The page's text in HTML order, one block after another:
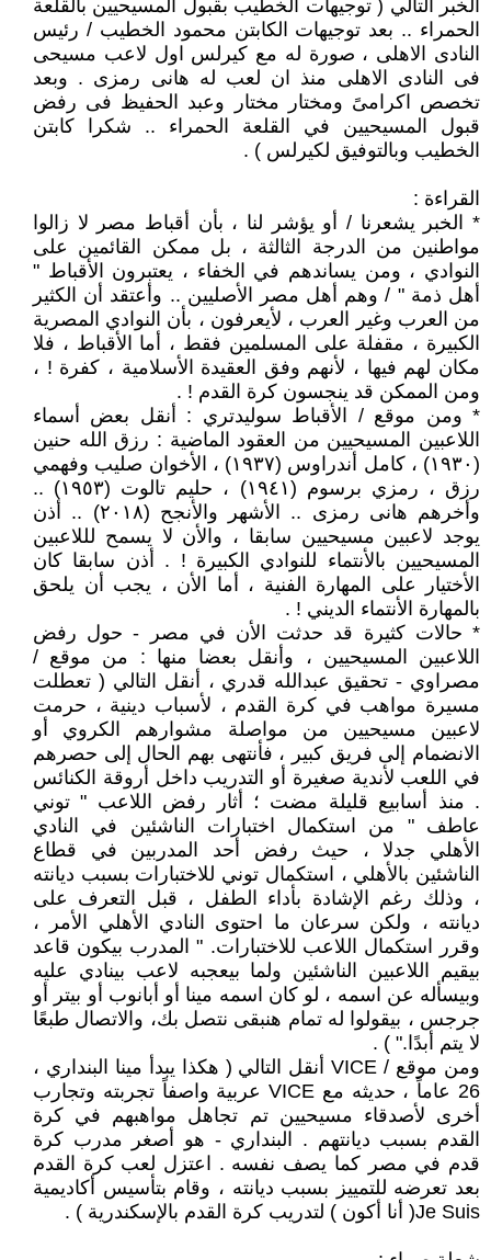
الخبر التالي ( توجيهات الخطيب بقبول المسيحيين بالقلعة
الحمراء .. بعد توجيهات الكابتن محمود الخطيب / رئيس
النادى الاهلى ، صورة له مع كيرلس اول لاعب مسيحى
فى النادى الاهلى منذ ان لعب له هانى رمزى . وبعد
تخصص اكرامىً ومختار مختار وعبد الحفيظ فى رفض
قبول المسيحيين في القلعة الحمراء .. شكرا كابتن
الخطيب وبالتوفيق لكيرلس ) .
القراءة :
* الخبر يشعرنا / أو يؤشر لنا ، بأن أقباط مصر لا زالوا
مواطنين من الدرجة الثالثة ، بل ممكن القائمين على
النوادي ، ومن يساندهم في الخفاء ، يعتبرون الأقباط "
أهل ذمة " / وهم أهل مصر الأصليين .. وأعتقد أن الكثير
من العرب وغير العرب ، لأيعرفون ، بأن النوادي المصرية
الكبيرة ، مقفلة على المسلمين فقط ، أما الأقباط ، فلا
مكان لهم فيها ، لأنهم وفق العقيدة الأسلامية ، كفرة ! ،
ومن الممكن قد ينجسون كرة القدم ! .
* ومن موقع / الأقباط سوليدتري : أنقل بعض أسماء
اللاعبين المسيحيين من العقود الماضية : رزق الله حنين
(١٩٣٠) ، كامل أندراوس (١٩٣٧) ، الأخوان صليب وفهمي
رزق ، رمزي برسوم (١٩٤١) ، حليم تالوت (١٩٥٣) ..
وأخرهم هانى رمزى .. الأشهر والأنجح (٢٠١٨) .. أذن
يوجد لاعبين مسيحيين سابقا ، والأن لا يسمح لللاعبين
المسيحيين بالأنتماء للنوادي الكبيرة ! . أذن سابقا كان
الأختيار على المهارة الفنية ، أما الأن ، يجب أن يلحق
بالمهارة الأنتماء الديني ! .
* حالات كثيرة قد حدثت الأن في مصر - حول رفض
اللاعبين المسيحيين ، وأنقل بعضا منها : من موقع /
مصراوي - تحقيق عبدالله قدري ، أنقل التالي ( تعطلت
مسيرة مواهب في كرة القدم ، لأسباب دينية ، حرمت
لاعبين مسيحيين من مواصلة مشوارهم الكروي أو
الانضمام إلى فريق كبير ، فأنتهى بهم الحال إلى حصرهم
في اللعب لأندية صغيرة أو التدريب داخل أروقة الكنائس
. منذ أسابيع قليلة مضت ؛ أثار رفض اللاعب " توني
عاطف " من استكمال اختبارات الناشئين في النادي
الأهلي جدلا ، حيث رفض أحد المدربين في قطاع
الناشئين بالأهلي ، استكمال توني للاختبارات بسبب ديانته
، وذلك رغم الإشادة بأداء الطفل ، قبل التعرف على
ديانته ، ولكن سرعان ما احتوى النادي الأهلي الأمر ،
وقرر استكمال اللاعب للاختبارات. " المدرب بيكون قاعد
بيقيم اللاعبين الناشئين ولما بيعجبه لاعب بينادي عليه
وبيسأله عن اسمه ، لو كان اسمه مينا أو أبانوب أو بيتر أو
جرجس ، بيقولوا له تمام هنبقى نتصل بك، والاتصال طبعًا
لا يتم أبدًا." ) .
ومن موقع / VICE أنقل التالي ( هكذا يبدأ مينا البنداري ،
26 عاماً ، حديثه مع VICE عربية واصفاً تجربته وتجارب
أخرى لأصدقاء مسيحيين تم تجاهل مواهبهم في كرة
القدم بسبب ديانتهم . البنداري - هو أصغر مدرب كرة
قدم في مصر كما يصف نفسه . اعتزل لعب كرة القدم
بعد تعرضه للتمييز بسبب ديانته ، وقام بتأسيس أكاديمية
Je Suis( أنا أكون ) لتدريب كرة القدم بالإسكندرية ) .